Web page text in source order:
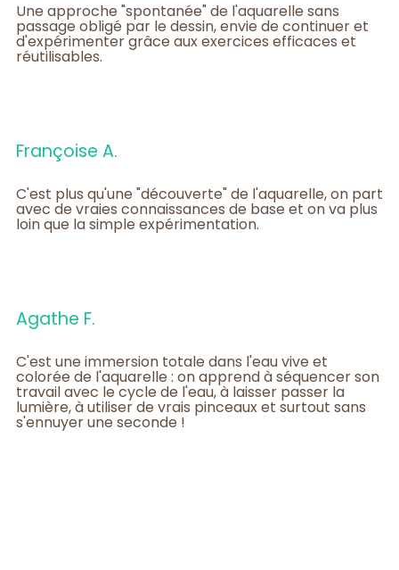
Une approche "spontanée" de l'aquarelle sans
passage obligé par le dessin, envie de continuer et
d'expérimenter grâce aux exercices efficaces et
réutilisables.
Françoise A.
C'est plus qu'une "découverte" de l'aquarelle, on part
avec de vraies connaissances de base et on va plus
loin que la simple expérimentation.
Agathe F.
C'est une immersion totale dans l'eau vive et
colorée de l'aquarelle : on apprend à séquencer son
travail avec le cycle de l'eau, à laisser passer la
lumière, à utiliser de vrais pinceaux et surtout sans
s'ennuyer une seconde !